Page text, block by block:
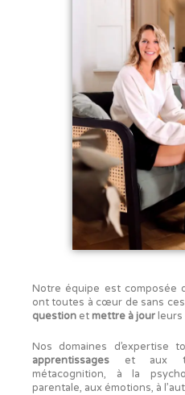
Notre équipe est composée
ont toutes à cœur de sans
question et mettre à jour
Nos domaines d’expertise
apprentissages et aux
métacognition, à la
parentale, aux émotions, à